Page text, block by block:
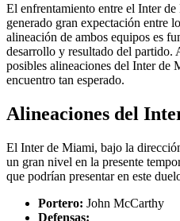
El enfrentamiento entre el Inter
generado gran expectación entre
alineación de ambos equipos es
desarrollo y resultado del partido.
posibles alineaciones del Inter de
encuentro tan esperado.
Alineaciones del
El Inter de Miami, bajo la
un gran nivel en la presente
que podrían presentar en este
Portero: John McCarthy
Defensas: